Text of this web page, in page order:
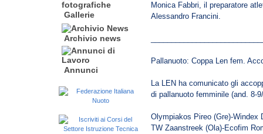
Gallerie
Archivio news
Annunci
Monica Fabbri, il preparatore
Alessandro Francini.
Pallanuoto: Coppa Len fem.
La LEN ha comunicato gli
di pallanuoto femminile (and. 8-
Olympiakos Pireo (Gre)-Windex
TW Zaanstreek (Ola)-Ecofim